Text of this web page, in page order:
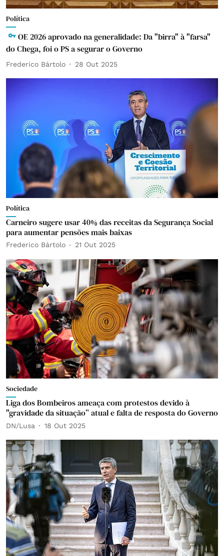
Política
OE 2026 aprovado na generalidade: Da "birra" à "farsa"
do Chega, foi o PS a segurar o Governo
Frederico Bártolo 28 Out 2025
Política
Carneiro sugere usar 40% das receitas da Segurança Social
para aumentar pensões mais baixas
Frederico Bártolo 21 Out 2025
Sociedade
Liga dos Bombeiros ameaça com protestos devido à
"gravidade da situação” atual e falta de resposta do Governo
DN/Lusa 18 Out 2025